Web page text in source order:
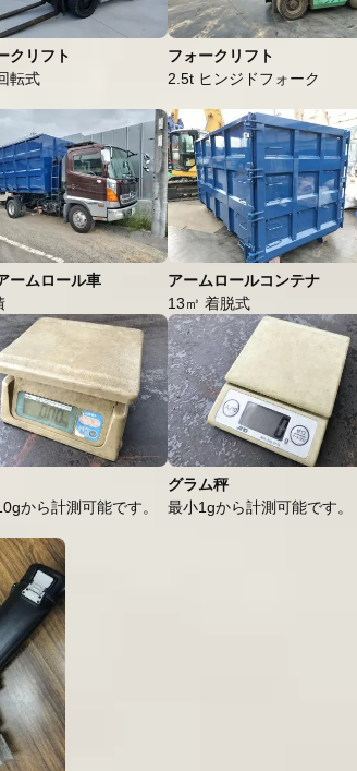
クリフト
転式
フォークリフト
2.5t ヒンジドフォーク
ームロール車
アームロールコンテナ
13㎥ 着脱式
から計測可能です。
グラム秤
最小1gから計測可能です。